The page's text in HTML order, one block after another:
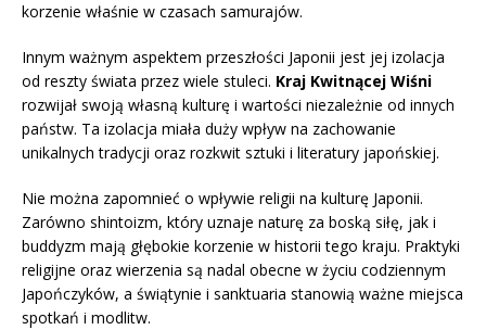
korzenie właśnie w czasach samurajów.
Innym ważnym aspektem przeszłości Japonii jest jej izolacja
od reszty świata przez wiele stuleci. Kraj Kwitnącej Wiśni
rozwijał swoją własną kulturę i wartości niezależnie od innych
państw. Ta izolacja miała duży wpływ na zachowanie
unikalnych tradycji oraz rozkwit sztuki i literatury japońskiej.
Nie można zapomnieć o wpływie religii na kulturę Japonii.
Zarówno shintoizm, który uznaje naturę za boską siłę, jak i
buddyzm mają głębokie korzenie w historii tego kraju. Praktyki
religijne oraz wierzenia są nadal obecne w życiu codziennym
Japończyków, a świątynie i sanktuaria stanowią ważne miejsca
spotkań i modlitw.